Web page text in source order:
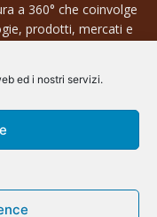
ed i nostri servizi.
a 360° che coinvolge
prodotti, mercati e